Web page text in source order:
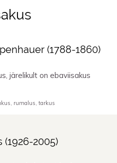
viisakus
(1788-1860)
järelikult on ebaviisakus
rumalus tarkus
(1926-2005)